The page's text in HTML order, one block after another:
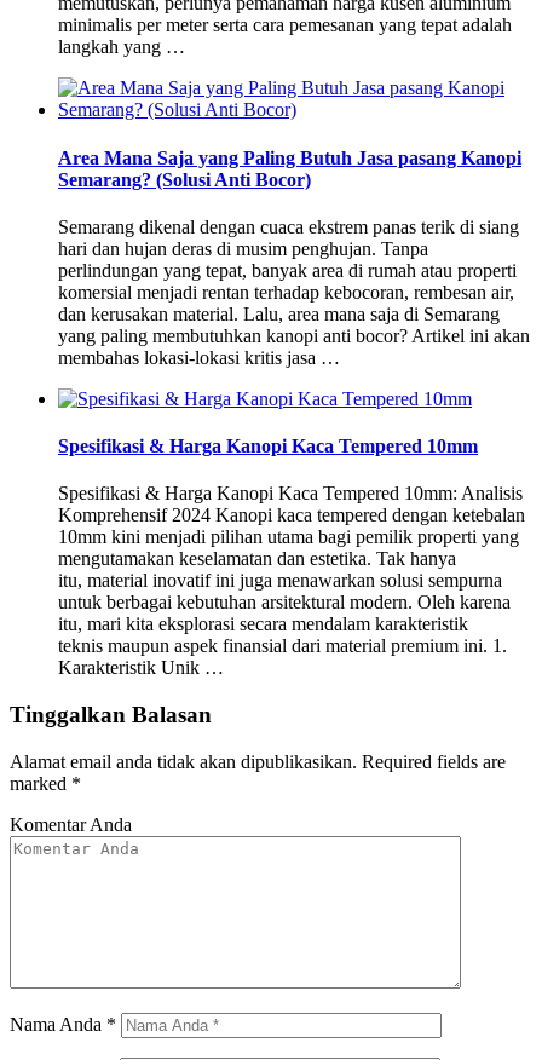
minimalis per meter serta cara pemesanan yang tepat adalah
langkah yang …
Area Mana Saja yang Paling Butuh Jasa pasang Kanopi
Semarang? (Solusi Anti Bocor)
Semarang dikenal dengan cuaca ekstrem panas terik di siang
hari dan hujan deras di musim penghujan. Tanpa
perlindungan yang tepat, banyak area di rumah atau properti
komersial menjadi rentan terhadap kebocoran, rembesan air,
dan kerusakan material. Lalu, area mana saja di Semarang
yang paling membutuhkan kanopi anti bocor? Artikel ini akan
membahas lokasi-lokasi kritis jasa …
Spesifikasi & Harga Kanopi Kaca Tempered 10mm
Spesifikasi & Harga Kanopi Kaca Tempered 10mm: Analisis
Komprehensif 2024 Kanopi kaca tempered dengan ketebalan
10mm kini menjadi pilihan utama bagi pemilik properti yang
mengutamakan keselamatan dan estetika. Tak hanya
itu, material inovatif ini juga menawarkan solusi sempurna
untuk berbagai kebutuhan arsitektural modern. Oleh karena
itu, mari kita eksplorasi secara mendalam karakteristik
teknis maupun aspek finansial dari material premium ini. 1.
Karakteristik Unik …
Tinggalkan Balasan
Alamat email anda tidak akan dipublikasikan. Required fields are
marked *
Komentar Anda
Nama Anda *